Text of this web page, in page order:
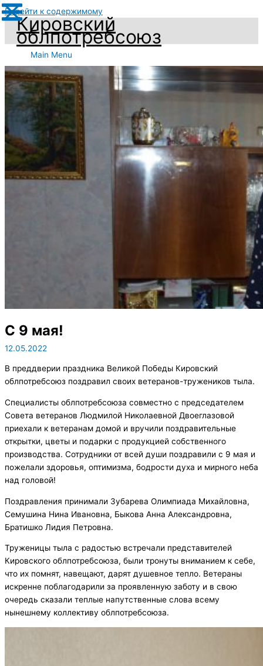
Перейти к содержимому
Кировский
облпотребсоюз
Main Menu
С 9 мая!
12.05.2022
В преддверии праздника Великой Победы Кировский
облпотребсоюз поздравил своих ветеранов-тружеников тыла.
Специалисты облпотребсоюза совместно с председателем
Совета ветеранов Людмилой Николаевной Двоеглазовой
приехали к ветеранам домой и вручили поздравительные
открытки, цветы и подарки с продукцией собственного
производства. Сотрудники от всей души поздравили с 9 мая и
пожелали здоровья, оптимизма, бодрости духа и мирного неба
над головой!
Поздравления принимали Зубарева Олимпиада Михайловна,
Семушина Нина Ивановна, Быкова Анна Александровна,
Братишко Лидия Петровна.
Труженицы тыла с радостью встречали представителей
Кировского облпотребсоюза, были тронуты вниманием к себе,
что их помнят, навещают, дарят душевное тепло. Ветераны
искренне поблагодарили за проявленную заботу и в свою
очередь сказали теплые напутственные слова всему
нынешнему коллективу облпотребсоюза.